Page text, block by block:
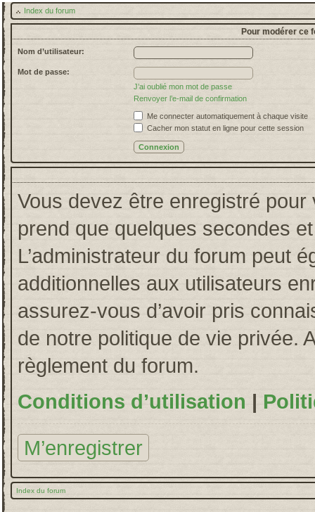
Index du forum
Pour modérer ce
Nom d’utilisateur:
Mot de passe:
J’ai oublié mon mot de passe
Renvoyer l’e-mail de confirmation
Me connecter automatiquement à chaque visite
Cacher mon statut en ligne pour cette session
Vous devez être enregistré pour
prend que quelques secondes
L’administrateur du forum peut
additionnelles aux utilisateurs
assurez-vous d’avoir pris
de notre politique de vie privée.
règlement du forum.
Conditions d’utilisation |
M’enregistrer
Index du forum